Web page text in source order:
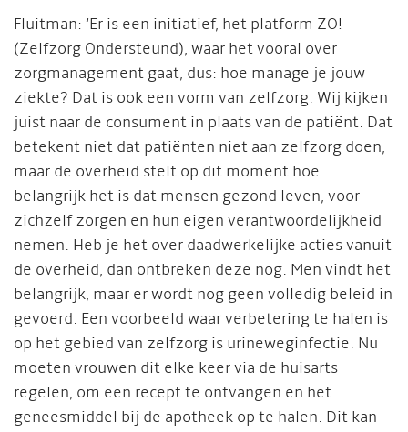
Fluitman: ‘Er is een initiatief, het platform ZO!
(Zelfzorg Ondersteund), waar het vooral over
zorgmanagement gaat, dus: hoe manage je jouw
ziekte? Dat is ook een vorm van zelfzorg. Wij kijken
juist naar de consument in plaats van de patiënt. Dat
betekent niet dat patiënten niet aan zelfzorg doen,
maar de overheid stelt op dit moment hoe
belangrijk het is dat mensen gezond leven, voor
zichzelf zorgen en hun eigen verantwoordelijkheid
nemen. Heb je het over daadwerkelijke acties vanuit
de overheid, dan ontbreken deze nog. Men vindt het
belangrijk, maar er wordt nog geen volledig beleid in
gevoerd. Een voorbeeld waar verbetering te halen is
op het gebied van zelfzorg is urineweginfectie. Nu
moeten vrouwen dit elke keer via de huisarts
regelen, om een recept te ontvangen en het
geneesmiddel bij de apotheek op te halen. Dit kan